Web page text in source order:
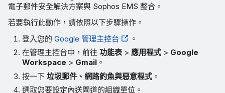
電子郵件安全解決方案與 Sophos EMS 整合。
若要執行此動作，請依照以下步驟操作。
登入您的Google 管理主控台
。
在管理主控台中，前往功能表 >應用程式 > Google
Workspace > Gmail 。
按一下垃圾郵件、網路釣魚與惡意程式 。
選取您要設定內送閘道的組織單位。